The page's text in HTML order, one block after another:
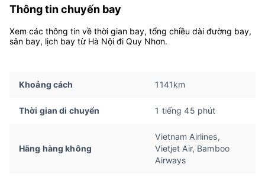
Thông tin chuyến bay
Xem các thông tin về thời gian bay, tổng chiều dài đường bay,
sân bay, lịch bay từ Hà Nội đi Quy Nhơn.
Khoảng cách 1141km
Thời gian di chuyển 1 tiếng 45 phút
Hãng hàng không
Vietnam Airlines,
Vietjet Air, Bamboo
Airways